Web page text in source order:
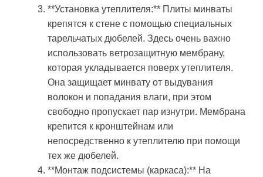
**Установка утеплителя:** Плиты минваты
крепятся к стене с помощью специальных
тарельчатых дюбелей. Здесь очень важно
использовать ветрозащитную мембрану,
которая укладывается поверх утеплителя.
Она защищает минвату от выдувания
волокон и попадания влаги, при этом
свободно пропускает пар изнутри. Мембрана
крепится к кронштейнам или
непосредственно к утеплителю при помощи
тех же дюбелей.
**Монтаж подсистемы (каркаса):** На